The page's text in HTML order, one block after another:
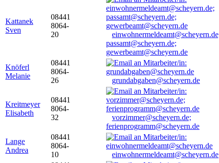
Kattanek
Sven
08441
8064-
20
passamt@scheyern.de;
gewerbeamt@scheyern.de
Knöferl
Melanie
08441
8064-
26
grundabgaben@scheyern.de
Kreitmeyer
Elisabeth
08441
8064-
32
vorzimmer@scheyern.de;
ferienprogramm@scheyern.de
Lange
Andrea
08441
8064-
10
einwohnermeldeamt@scheyern.de